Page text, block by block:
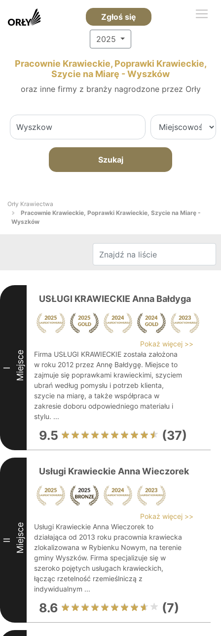
Zgłoś się
2025
Pracownie Krawieckie, Poprawki Krawieckie,
Szycie na Miarę - Wyszków
oraz inne firmy z branży nagrodzone przez Orły
Szukaj
Orły Krawiectwa
Pracownie Krawieckie, Poprawki Krawieckie, Szycie na Miarę -
Wyszków
I Miejsce
USŁUGI KRAWIECKIE Anna Bałdyga
Pokaż więcej >>
Firma USŁUGI KRAWIECKIE została założona
w roku 2012 przez Annę Bałdygę. Miejsce to
zajmuje się poprawkami krawieckimi, szyciem
ubrań według pomysłu i potrzeb klienta,
szycie na miarę, a także współpraca w
zakresie doboru odpowiedniego materiału i
stylu. ...
9.5 (37)
II Miejsce
Usługi Krawieckie Anna Wieczorek
Pokaż więcej >>
Usługi Krawieckie Anna Wieczorek to
działająca od 2013 roku pracownia krawiecka
zlokalizowana w Rybienku Nowym, na terenie
gminy Wyszków. Firma specjalizuje się w
szeroko pojętych usługach krawieckich,
łącząc rzetelność rzemieślniczą z
indywidualnym ...
8.6 (7)